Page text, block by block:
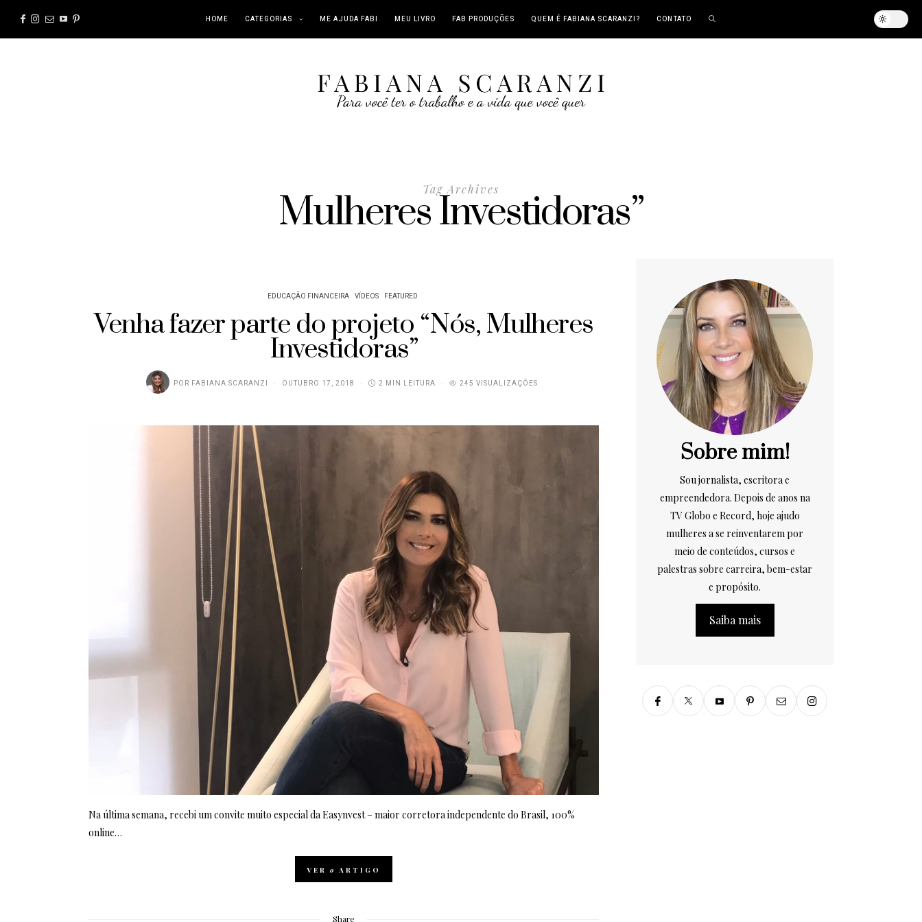
HOME CATEGORIAS ME AJUDA FABI MEU LIVRO FAB PRODUÇÕES QUEM É FABIANA SCARANZI? CONTATO
Tag Archives
Mulheres Investidoras”
EDUCAÇÃO FINANCEIRA VÍDEOS FEATURED
Venha fazer parte do projeto “Nós, Mulheres
Investidoras”
POR FABIANA SCARANZI OUTUBRO 17, 2018 2 MIN LEITURA 245 VISUALIZAÇÕES
Na última semana, recebi um convite muito especial da Easynvest – maior corretora independente do Brasil, 100%
online…
VER o ARTIGO
Share
Sobre mim!
Sou jornalista, escritora e
empreendedora. Depois de anos na
TV Globo e Record, hoje ajudo
mulheres a se reinventarem por
meio de conteúdos, cursos e
palestras sobre carreira, bem-estar
e propósito.
Saiba mais